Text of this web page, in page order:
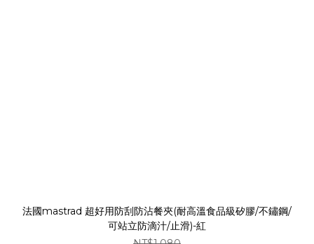
法國mastrad 超好用防刮防沾餐夾(耐高溫食品級矽膠/不鏽鋼/
可站立防滴汁/止滑)-紅